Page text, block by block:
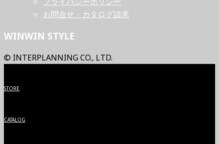
お問合せ・カタログ請求
WINWIN STYLE
© INTERPLANNING CO., LTD.
STORE
CATALOG